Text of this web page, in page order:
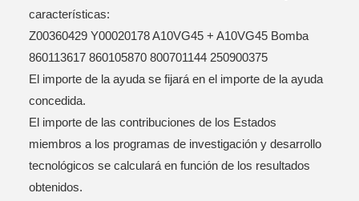
características:
Z00360429 Y00020178 A10VG45 + A10VG45 Bomba
860113617 860105870 800701144 250900375
El importe de la ayuda se fijará en el importe de la ayuda
concedida.
El importe de las contribuciones de los Estados
miembros a los programas de investigación y desarrollo
tecnológicos se calculará en función de los resultados
obtenidos.